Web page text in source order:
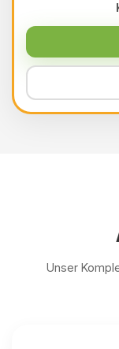
Unser